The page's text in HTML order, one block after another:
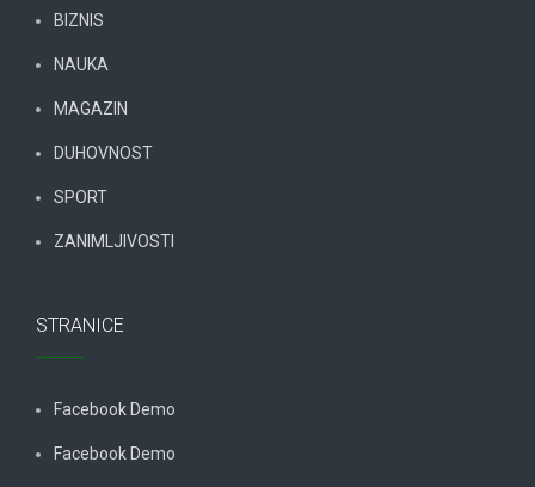
BIZNIS
NAUKA
MAGAZIN
DUHOVNOST
SPORT
ZANIMLJIVOSTI
STRANICE
Facebook Demo
Facebook Demo